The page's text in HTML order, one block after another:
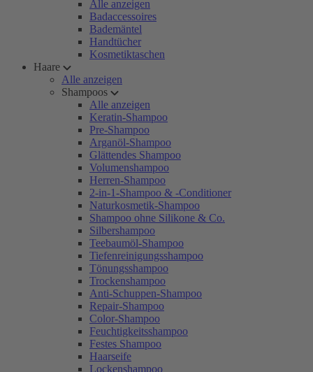
Alle anzeigen
Badaccessoires
Bademäntel
Handtücher
Kosmetiktaschen
Haare
Alle anzeigen
Shampoos
Alle anzeigen
Keratin-Shampoo
Pre-Shampoo
Arganöl-Shampoo
Glättendes Shampoo
Volumenshampoo
Herren-Shampoo
2-in-1-Shampoo & -Conditioner
Naturkosmetik-Shampoo
Shampoo ohne Silikone & Co.
Silbershampoo
Teebaumöl-Shampoo
Tiefenreinigungsshampoo
Tönungsshampoo
Trockenshampoo
Anti-Schuppen-Shampoo
Repair-Shampoo
Color-Shampoo
Feuchtigkeitsshampoo
Festes Shampoo
Haarseife
Lockenshampoo